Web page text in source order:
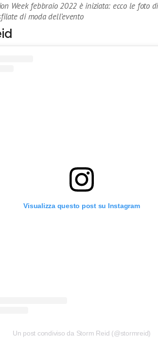
Week febbraio 2022 è iniziata: ecco le foto
di moda dell’evento
Visualizza questo post su Instagram
Un post condiviso da Storm Reid (@stormreid)